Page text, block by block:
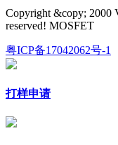
Copyright &copy; 2000
reserved! MOSFET
粤ICP备17042062号-1
打样申请